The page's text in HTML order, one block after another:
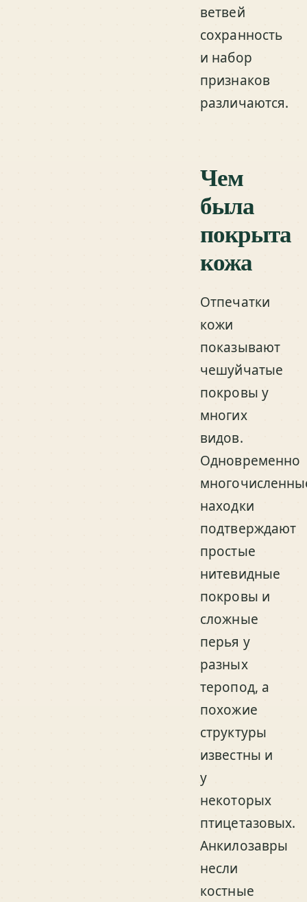
ветвей
сохранность
и набор
признаков
различаются.
Чем
была
покрыта
кожа
Отпечатки
кожи
показывают
чешуйчатые
покровы у
многих
видов.
Одновременно
находки
подтверждают
простые
нитевидные
покровы и
сложные
перья у
разных
теропод, а
похожие
структуры
известны и
у
некоторых
птицетазовых.
Анкилозавры
несли
костные